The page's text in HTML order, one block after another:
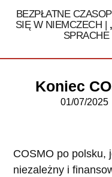
BEZPŁATNE
SIĘ W NIEMCZECH |
Koniec
01/07/2025
COSMO po polsku,
niezależny i